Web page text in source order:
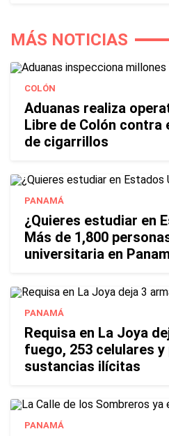
MÁS NOTICIAS
COLÓN
Aduanas realiza
Libre de Colón
de cigarrillos
PANAMÁ
¿Quieres estudiar en
Más de 1,800
universitaria en
PANAMÁ
Requisa en La Joya
fuego, 253 celulares
sustancias ilícitas
PANAMÁ